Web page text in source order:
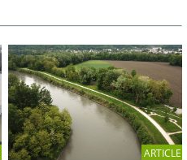
ARTICLE